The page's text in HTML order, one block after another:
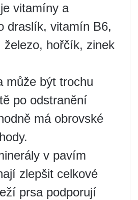
vitamíny a
draslík, vitamín B6,
železo, hořčík, zinek
může být trochu
po odstranění
má obrovské
v pavím
zlepšit celkové
prsa podporují